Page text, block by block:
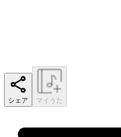
シェア マイうた